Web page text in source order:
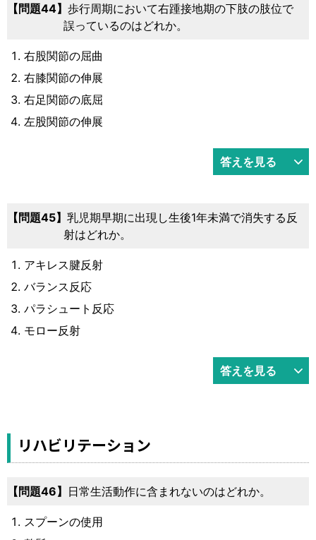
44
歩行周期において右踵接地期の下肢の肢位で
誤っているのはどれか。
右股関節の屈曲
右膝関節の伸展
右足関節の底屈
左股関節の伸展
答えを見る
45
乳児期早期に出現し生後1年未満で消失する反
射はどれか。
アキレス腱反射
バランス反応
パラシュート反応
モロー反射
答えを見る
リハビリテーション
46 日常生活動作に含まれないのはどれか。
スプーンの使用